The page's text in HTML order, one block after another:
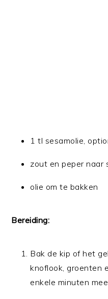
1 tl sesamolie,
zout en peper naar
olie om te bakken
Bereiding:
Bak de kip of het
knoflook, groenten
enkele minuten mee.